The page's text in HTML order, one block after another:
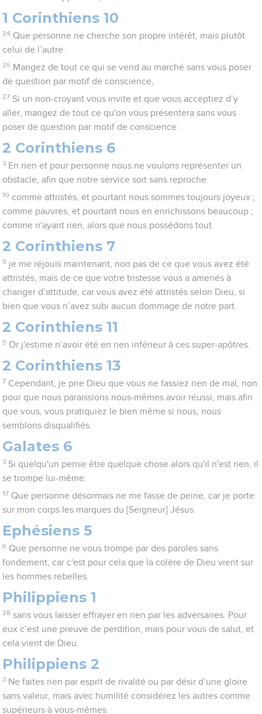
1 Corinthiens 10
24 Que personne ne cherche son propre intérêt, mais plutôt
celui de l’autre.
25 Mangez de tout ce qui se vend au marché sans vous poser
de question par motif de conscience,
27 Si un non-croyant vous invite et que vous acceptiez d’y
aller, mangez de tout ce qu'on vous présentera sans vous
poser de question par motif de conscience.
2 Corinthiens 6
3 En rien et pour personne nous ne voulons représenter un
obstacle, afin que notre service soit sans reproche.
10 comme attristés, et pourtant nous sommes toujours joyeux ;
comme pauvres, et pourtant nous en enrichissons beaucoup ;
comme n'ayant rien, alors que nous possédons tout.
2 Corinthiens 7
9 je me réjouis maintenant, non pas de ce que vous avez été
attristés, mais de ce que votre tristesse vous a amenés à
changer d’attitude, car vous avez été attristés selon Dieu, si
bien que vous n’avez subi aucun dommage de notre part.
2 Corinthiens 11
5 Or j'estime n’avoir été en rien inférieur à ces super-apôtres.
2 Corinthiens 13
7 Cependant, je prie Dieu que vous ne fassiez rien de mal, non
pour que nous paraissions nous-mêmes avoir réussi, mais afin
que vous, vous pratiquiez le bien même si nous, nous
semblons disqualifiés.
Galates 6
3 Si quelqu'un pense être quelque chose alors qu'il n'est rien, il
se trompe lui-même.
17 Que personne désormais ne me fasse de peine, car je porte
sur mon corps les marques du [Seigneur] Jésus.
Ephésiens 5
6 Que personne ne vous trompe par des paroles sans
fondement, car c'est pour cela que la colère de Dieu vient sur
les hommes rebelles.
Philippiens 1
28 sans vous laisser effrayer en rien par les adversaires. Pour
eux c’est une preuve de perdition, mais pour vous de salut, et
cela vient de Dieu.
Philippiens 2
3 Ne faites rien par esprit de rivalité ou par désir d’une gloire
sans valeur, mais avec humilité considérez les autres comme
supérieurs à vous-mêmes.